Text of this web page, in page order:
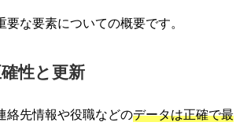
要な要素についての概要です。
性と更新
絡先情報や役職などのデータは正確で最